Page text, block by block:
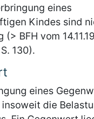
eines
Kindes sind
BFH vom
130).
eines
die